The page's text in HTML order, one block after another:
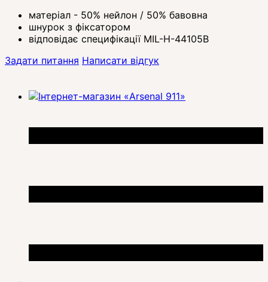
матеріал - 50% нейлон / 50% бавовна
шнурок з фіксатором
відповідає специфікації MIL-H-44105B
Задати питання Написати відгук